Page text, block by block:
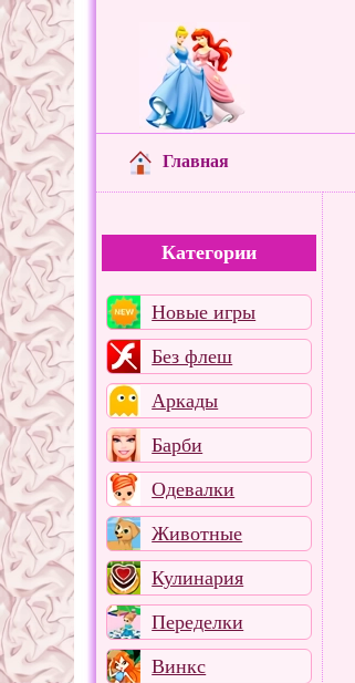
Главная
Категории
Новые игры
Без флеш
Аркады
Барби
Одевалки
Животные
Кулинария
Переделки
Винкс